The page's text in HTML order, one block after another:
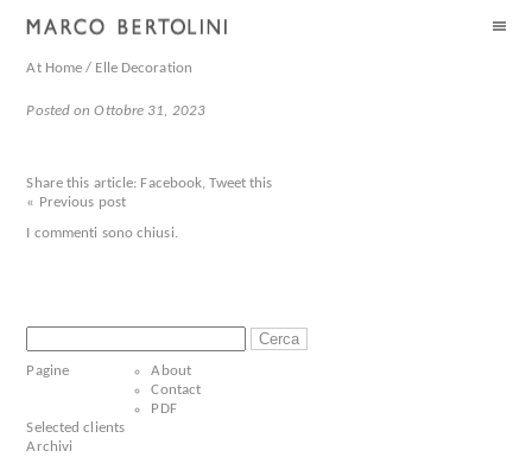
At Home / Elle Decoration
Posted on Ottobre 31, 2023
Share this article: Facebook,Tweet this
« Previous post
I commenti sono chiusi.
per:
Pagine
About
Contact
PDF
Selected clients
Archivi